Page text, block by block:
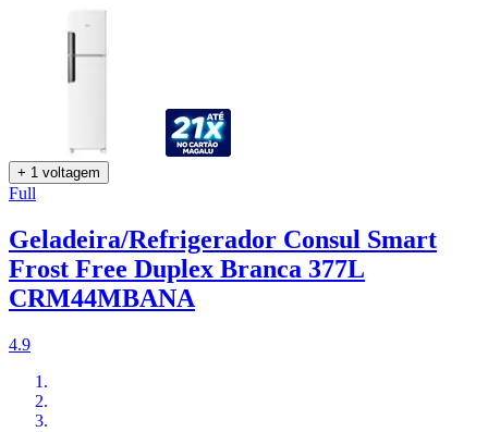
+ 1 voltagem
Full
Geladeira/Refrigerador Consul Smart
Frost Free Duplex Branca 377L
CRM44MBANA
4.9